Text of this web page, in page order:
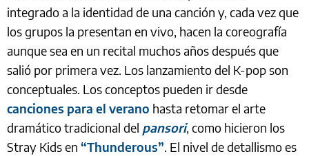
integrado a la identidad de una canción y, cada vez que
los grupos la presentan en vivo, hacen la coreografía
aunque sea en un recital muchos años después que
salió por primera vez. Los lanzamiento del K-pop son
conceptuales. Los conceptos pueden ir desde
canciones para el verano hasta retomar el arte
dramático tradicional del pansori, como hicieron los
Stray Kids en “Thunderous”. El nivel de detallismo es